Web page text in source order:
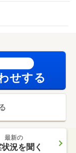
せする
最新の
況を聞く